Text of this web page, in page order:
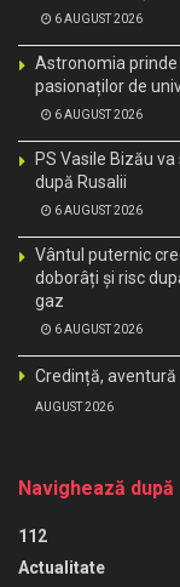
6 AUGUST 2026
Astronomia
pasionaților de
6 AUGUST 2026
PS Vasile Bizău
după Rusalii
6 AUGUST 2026
Vântul puternic
doborâți și risc
gaz
6 AUGUST 2026
Credință,
AUGUST 2026
Navighează
112
Actualitate